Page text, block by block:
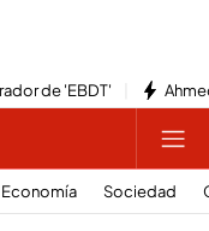
de 'EBDT'
Economía Sociedad